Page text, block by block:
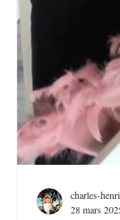
charles-
28 mars